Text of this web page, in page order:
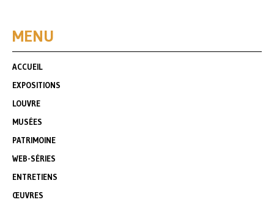
MENU
ACCUEIL
EXPOSITIONS
LOUVRE
MUSÉES
PATRIMOINE
WEB-SÉRIES
ENTRETIENS
ŒUVRES